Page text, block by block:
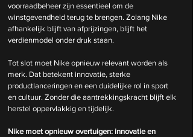
voorraadbeheer zijn essentieel om de
winstgevendheid terug te brengen. Zolang Nike
afhankelijk blijft van afprijzingen, blijft het
verdienmodel onder druk staan.
Tot slot moet Nike opnieuw relevant worden als
merk. Dat betekent innovatie, sterke
productlanceringen en een duidelijke rol in sport
en cultuur. Zonder die aantrekkingskracht blijft elk
herstel oppervlakkig en tijdelijk.
Nike moet opnieuw overtuigen: innovatie en